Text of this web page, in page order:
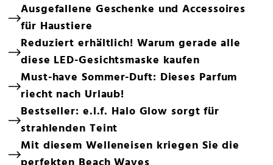
Ausgefallene Geschenke und Accessoires
für Haustiere
Reduziert erhältlich! Warum gerade alle
diese LED-Gesichtsmaske kaufen
Must-have Sommer-Duft: Dieses Parfum
riecht nach Urlaub!
Bestseller: e.l.f. Halo Glow sorgt für
strahlenden Teint
Mit diesem Welleneisen kriegen Sie die